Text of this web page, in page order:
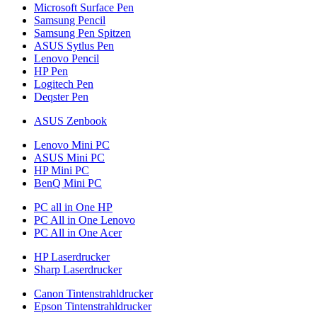
Microsoft Surface Pen
Samsung Pencil
Samsung Pen Spitzen
ASUS Sytlus Pen
Lenovo Pencil
HP Pen
Logitech Pen
Deqster Pen
ASUS Zenbook
Lenovo Mini PC
ASUS Mini PC
HP Mini PC
BenQ Mini PC
PC all in One HP
PC All in One Lenovo
PC All in One Acer
HP Laserdrucker
Sharp Laserdrucker
Canon Tintenstrahldrucker
Epson Tintenstrahldrucker